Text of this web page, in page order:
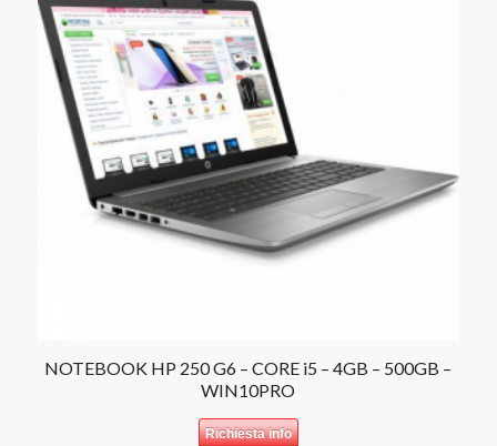
NOTEBOOK HP 250 G6 – CORE i5 – 4GB – 500GB –
WIN10PRO
Richiesta info